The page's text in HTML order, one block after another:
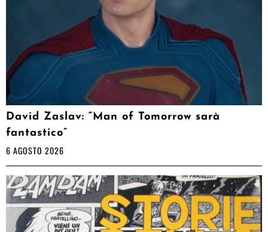
David Zaslav: “Man of Tomorrow sarà
fantastico”
6 AGOSTO 2026